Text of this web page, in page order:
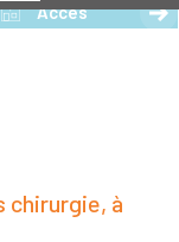
Accès
chirurgie, à